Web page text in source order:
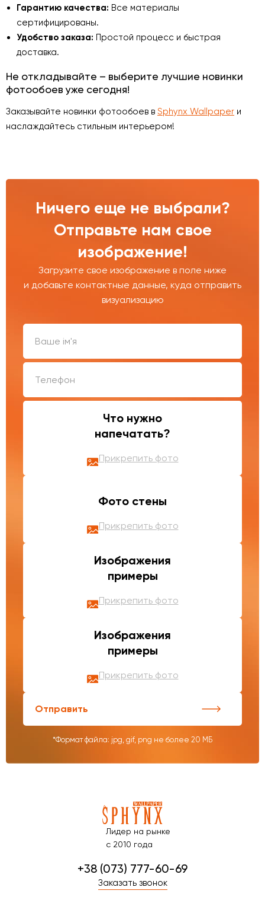
Гарантию качества: Все материалы
сертифицированы.
Удобство заказа: Простой процесс и быстрая
доставка.
Не откладывайте – выберите лучшие новинки
фотообоев уже сегодня!
Заказывайте новинки фотообоев в Sphynx Wallpaper и
наслаждайтесь стильным интерьером!
Ничего еще не выбрали?
Отправьте нам свое
изображение!
Загрузите свое изображение в поле ниже
и добавьте контактные данные, куда отправить
визуализацию
Что нужно
напечатать?
Прикрепить фото
Фото стены
Прикрепить фото
Изображения
примеры
Прикрепить фото
Изображения
примеры
Прикрепить фото
Отправить
*Формат файла: jpg, gif, png не более 20 МБ
Лидер на рынке
с 2010 года
+38 (073) 777-60-69
Заказать звонок